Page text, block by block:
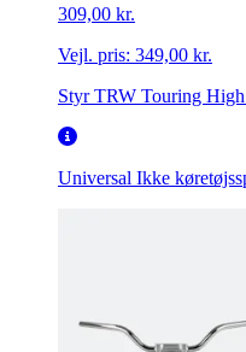
309,00 kr.
Vejl. pris: 349,00 kr.
Styr TRW Touring
Universal Ikke